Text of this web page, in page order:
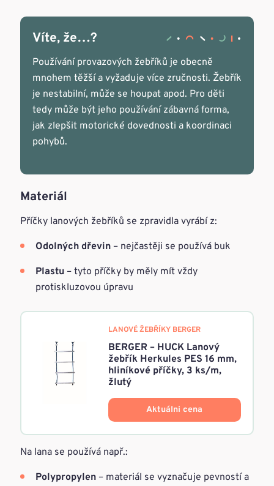
Víte, že…?
Používání provazových žebříků je obecně
mnohem těžší a vyžaduje více zručnosti. Žebřík
je nestabilní, může se houpat apod. Pro děti
tedy může být jeho používání zábavná forma,
jak zlepšit motorické dovednosti a koordinaci
pohybů.
Materiál
Příčky lanových žebříků se zpravidla vyrábí z:
Odolných dřevin – nejčastěji se používá buk
Plastu – tyto příčky by měly mít vždy
protiskluzovou úpravu
LANOVÉ ŽEBŘÍKY BERGER
BERGER – HUCK Lanový
žebřík Herkules PES 16 mm,
hliníkové příčky, 3 ks/m,
žlutý
Aktuálni cena
Na lana se používá např.:
Polypropylen – materiál se vyznačuje pevností a